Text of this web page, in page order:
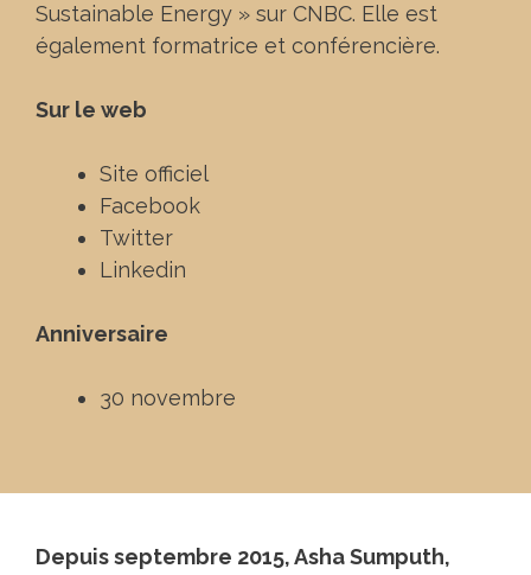
Sustainable Energy » sur CNBC. Elle est
également formatrice et conférencière.
Sur le web
Site officiel
Facebook
Twitter
Linkedin
Anniversaire
30 novembre
Depuis septembre 2015, Asha Sumputh,